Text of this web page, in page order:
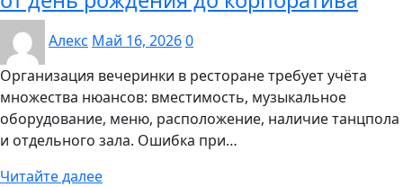
Алекс Май 16, 20260
Организация вечеринки в ресторане требует учёта
множества нюансов: вместимость, музыкальное
оборудование, меню, расположение, наличие танцпола
и отдельного зала. Ошибка при…
Читайте далее